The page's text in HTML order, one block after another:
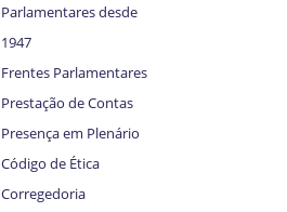
Parlamentares desde
1947
Frentes Parlamentares
Prestação de Contas
Presença em Plenário
Código de Ética
Corregedoria